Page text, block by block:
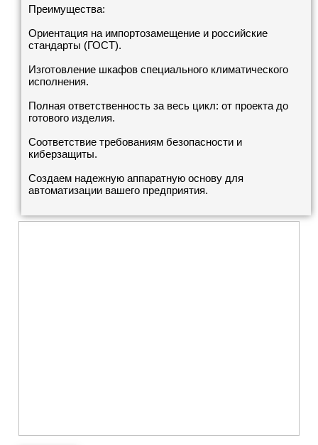
Преимущества:
Ориентация на импортозамещение и российские
стандарты (ГОСТ).
Изготовление шкафов специального климатического
исполнения.
Полная ответственность за весь цикл: от проекта до
готового изделия.
Соответствие требованиям безопасности и
киберзащиты.
Создаем надежную аппаратную основу для
автоматизации вашего предприятия.